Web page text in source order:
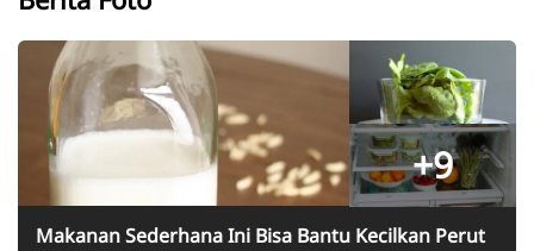
+9
Makanan Sederhana Ini Bisa Bantu Kecilkan Perut